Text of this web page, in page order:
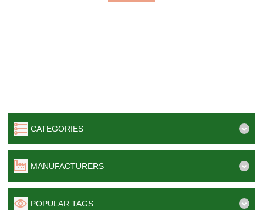
CATEGORIES
MANUFACTURERS
POPULAR TAGS